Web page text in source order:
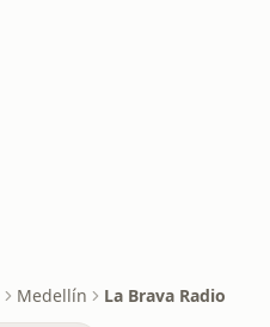
Medellín La Brava Radio